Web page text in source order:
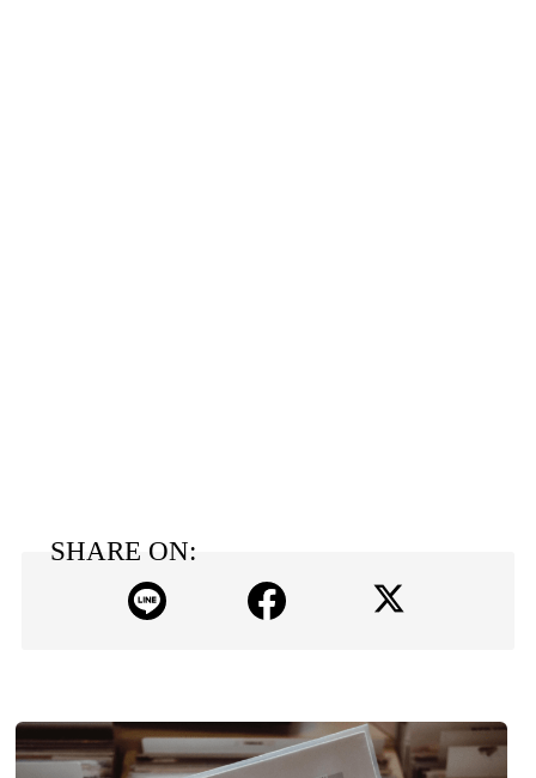
SHARE ON: